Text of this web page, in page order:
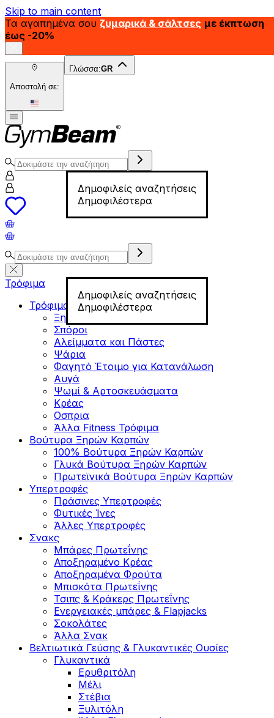
Skip to main content
Τα αγαπημένα σου ζυμαρικά & σάλτσες με έκπτωση
έως -20%
Αποστολή σε:
Γλώσσα:GR
Δημοφιλείς αναζητήσεις
Δημοφιλέστερα
Δημοφιλείς αναζητήσεις
Δημοφιλέστερα
Τρόφιμα
Τρόφιμα για Fitness
Ξηροί Καρποί
Σπόροι
Αλείμματα και Πάστες
Ψάρια
Φαγητό Έτοιμο για Κατανάλωση
Αυγά
Ψωμί & Αρτοσκευάσματα
Κρέας
Οσπρια
Άλλα Fitness Τρόφιμα
Βούτυρα Ξηρών Καρπών
100% Βούτυρα Ξηρών Καρπών
Γλυκά Βούτυρα Ξηρών Καρπών
Πρωτεϊνικά Βούτυρα Ξηρών Καρπών
Υπερτροφές
Πράσινες Υπερτροφές
Φυτικές Ίνες
Άλλες Υπερτροφές
Σνακς
Μπάρες Πρωτεΐνης
Αποξηραμένο Κρέας
Αποξηραμένα Φρούτα
Μπισκότα Πρωτεΐνης
Τσιπς & Kράκερς Πρωτεΐνης
Ενεργειακές μπάρες & Flapjacks
Σοκολάτες
Άλλα Σνακ
Βελτιωτικά Γεύσης & Γλυκαντικές Ουσίες
Γλυκαντικά
Ερυθριτόλη
Μέλι
Στέβια
Ξυλιτόλη